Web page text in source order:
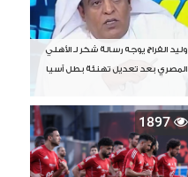
وليد الفراج يوجه رسالة شكر لـ الأهلي
المصري بعد تعديل تهنئة بطل آسيا
1897